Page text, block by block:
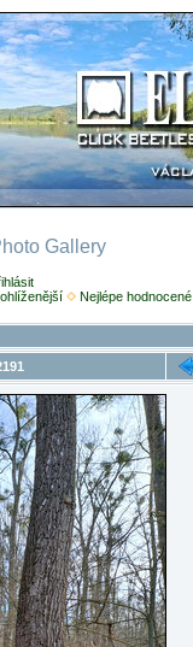
Gallery
Nejlépe hodnocené